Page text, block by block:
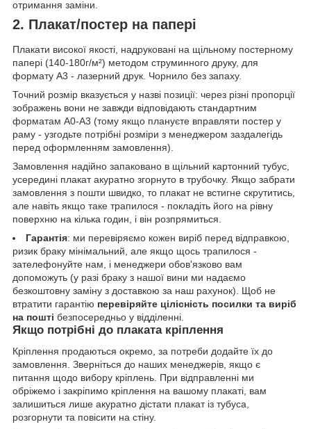
отримання заміни.
2. Плакат/постер на папері
Плакати високої якості, надруковані на щільному постерному
папері (140-180г/м²) методом струминного друку, для
формату А3 - лазерний друк. Чорнило без запаху.
Точний розмір вказується у назві позиції: через різні пропорції
зображень вони не завжди відповідають стандартним
форматам А0-А3 (тому якщо плануєте вправляти постер у
раму - узгодьте потрібні розміри з менеджером заздалегідь
перед оформленням замовлення).
Замовлення надійно запаковано в щільний картонний тубус,
усередині плакат акуратно згорнуто в трубочку. Якщо забрати
замовлення з пошти швидко, то плакат не встигне скрутитись,
але навіть якщо таке трапилося - покладіть його на рівну
поверхню на кілька годин, і він розпрямиться.
Гарантія: ми перевіряємо кожен виріб перед відправкою,
ризик браку мінімальний, але якщо щось трапилося -
зателефонуйте нам, і менеджери обов'язково вам
допоможуть (у разі браку з нашої вини ми надаємо
безкоштовну заміну з доставкою за наш рахунок). Щоб не
втратити гарантію перевіряйте цілісність посилки та виріб
на пошті безпосередньо у відділенні.
Якщо потрібні до плаката кріплення
Кріплення продаються окремо, за потреби додайте їх до
замовлення. Зверніться до наших менеджерів, якщо є
питання щодо вибору кріплень. При відправленні ми
обріжемо і закріпимо кріплення на вашому плакаті, вам
залишиться лише акуратно дістати плакат із тубуса,
розгорнути та повісити на стіну.